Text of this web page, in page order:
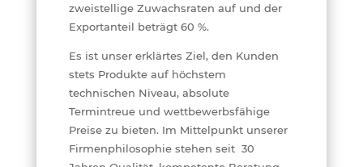
zweistellige Zuwachsraten auf und der
Exportanteil beträgt 60 %.
Es ist unser erklärtes Ziel, den Kunden
stets Produkte auf höchstem
technischen Niveau, absolute
Termintreue und wettbewerbsfähige
Preise zu bieten. Im Mittelpunkt unserer
Firmenphilosophie stehen seit 30